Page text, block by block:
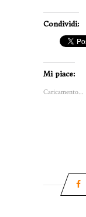
Condividi:
Mi piace:
Caricamento...